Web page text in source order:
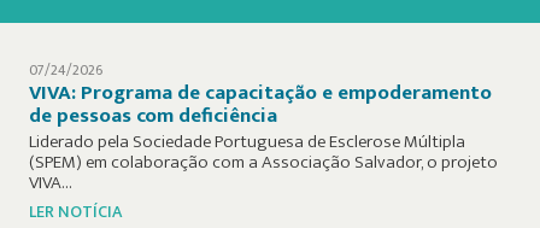
07/24/2026
VIVA: Programa de capacitação e empoderamento
de pessoas com deficiência
Liderado pela Sociedade Portuguesa de Esclerose Múltipla
(SPEM) em colaboração com a Associação Salvador, o projeto
VIVA…
LER NOTÍCIA